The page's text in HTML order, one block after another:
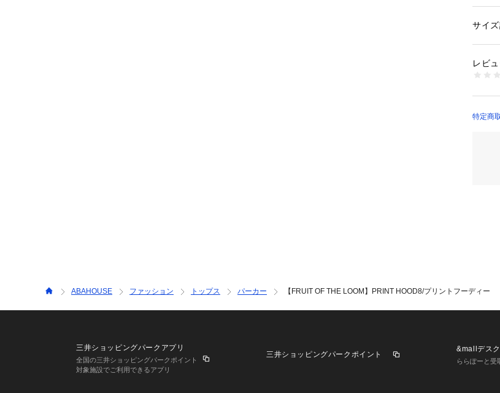
160年
アン
ンド
り、
アの
性別
商品
サイ
レビ
特定商
ABAHOUSE ファッション トップス パーカー 【FRUIT OF THE LOOM】PRINT HOOD8/プリントフーディー
三井ショッピングパークアプリ
全国の三井ショッピングパークポイント
対象施設でご利用できるアプリ
三井ショッピングパークポイント
&mallデスク
ららぽーと受